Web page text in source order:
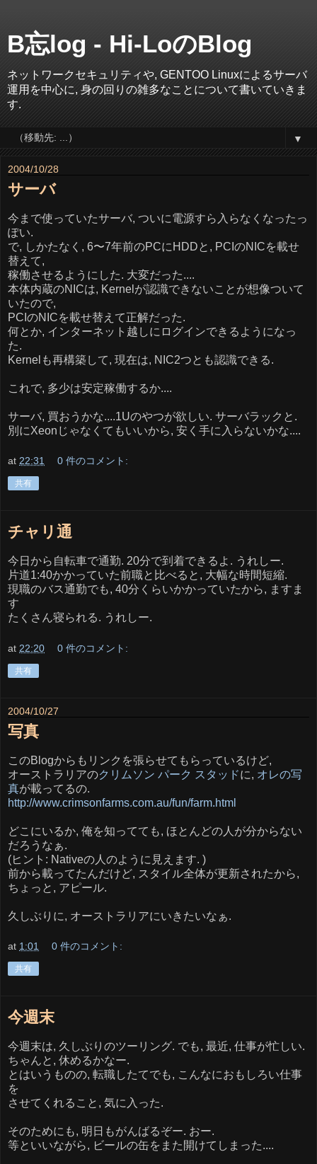
B忘log - Hi-LoのBlog
ネットワークセキュリティや, GENTOO Linuxによるサーバ
運用を中心に, 身の回りの雑多なことについて書いていきま
す.
▼
2004/10/28
サーバ
今まで使っていたサーバ, ついに電源すら入らなくなったっ
ぽい.
で, しかたなく, 6〜7年前のPCにHDDと, PCIのNICを載せ
替えて,
稼働させるようにした. 大変だった....
本体内蔵のNICは, Kernelが認識できないことが想像ついて
いたので,
PCIのNICを載せ替えて正解だった.
何とか, インターネット越しにログインできるようになっ
た.
Kernelも再構築して, 現在は, NIC2つとも認識できる.
これで, 多少は安定稼働するか....
サーバ, 買おうかな....1Uのやつが欲しい. サーバラックと.
別にXeonじゃなくてもいいから, 安く手に入らないかな....
at 22:31 0 件のコメント:
共有
チャリ通
今日から自転車で通勤. 20分で到着できるよ. うれしー.
片道1:40かかっていた前職と比べると, 大幅な時間短縮.
現職のバス通勤でも, 40分くらいかかっていたから, ますま
す
たくさん寝られる. うれしー.
at 22:20 0 件のコメント:
共有
2004/10/27
写真
このBlogからもリンクを張らせてもらっているけど,
オーストラリアのクリムソン パーク スタッドに, オレの写
真が載ってるの.
http://www.crimsonfarms.com.au/fun/farm.html
どこにいるか, 俺を知ってても, ほとんどの人が分からない
だろうなぁ.
(ヒント: Nativeの人のように見えます. )
前から載ってたんだけど, スタイル全体が更新されたから,
ちょっと, アピール.
久しぶりに, オーストラリアにいきたいなぁ.
at 1:01 0 件のコメント:
共有
今週末
今週末は, 久しぶりのツーリング. でも, 最近, 仕事が忙しい.
ちゃんと, 休めるかなー.
とはいうものの, 転職したてでも, こんなにおもしろい仕事
を
させてくれること, 気に入った.
そのためにも, 明日もがんばるぞー. おー.
等といいながら, ビールの缶をまた開けてしまった....